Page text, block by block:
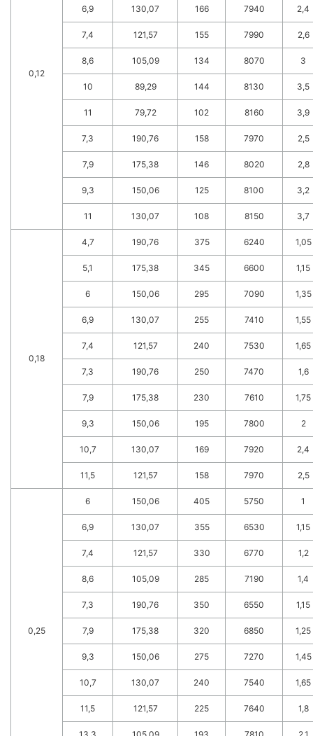
0,12
6,9 130,07 166 7940 2,4
7,4 121,57 155 7990 2,6
8,6 105,09 134 8070 3
10 89,29 144 8130 3,5
11 79,72 102 8160 3,9
7,3 190,76 158 7970 2,5
7,9 175,38 146 8020 2,8
9,3 150,06 125 8100 3,2
11 130,07 108 8150 3,7
0,18
4,7 190,76 375 6240 1,05
5,1 175,38 345 6600 1,15
6 150,06 295 7090 1,35
6,9 130,07 255 7410 1,55
7,4 121,57 240 7530 1,65
7,3 190,76 250 7470 1,6
7,9 175,38 230 7610 1,75
9,3 150,06 195 7800 2
10,7 130,07 169 7920 2,4
11,5 121,57 158 7970 2,5
0,25
6 150,06 405 5750 1
6,9 130,07 355 6530 1,15
7,4 121,57 330 6770 1,2
8,6 105,09 285 7190 1,4
7,3 190,76 350 6550 1,15
7,9 175,38 320 6850 1,25
9,3 150,06 275 7270 1,45
10,7 130,07 240 7540 1,65
11,5 121,57 225 7640 1,8